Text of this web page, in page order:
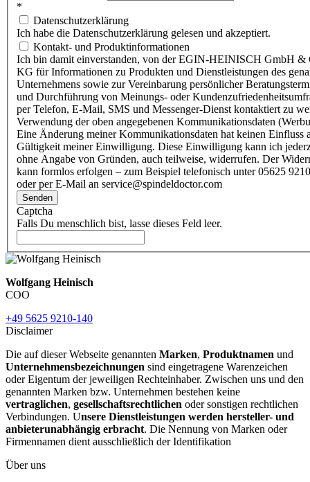
*
Datenschutzerklärung
Ich habe die Datenschutzerklärung gelesen und akzeptiert.
Kontakt- und Produktinformationen
Ich bin damit einverstanden, von der EGIN-HEINISCH GmbH &
KG für Informationen zu Produkten und Dienstleistungen des
Unternehmens sowie zur Vereinbarung persönlicher
und Durchführung von Meinungs- oder
per Telefon, E-Mail, SMS und Messenger-Dienst kontaktiert zu
Verwendung der oben angegebenen Kommunikationsdaten
Eine Änderung meiner Kommunikationsdaten hat keinen Einfluss
Gültigkeit meiner Einwilligung. Diese Einwilligung kann ich
ohne Angabe von Gründen, auch teilweise, widerrufen. Der
kann formlos erfolgen – zum Beispiel telefonisch unter 05625
oder per E-Mail an service@spindeldoctor.com
Senden
Captcha
Falls Du menschlich bist, lasse dieses Feld leer.
Wolfgang Heinisch
COO
+49 5625 9210-140
Disclaimer
Die auf dieser Webseite genannten Marken, Produktnamen und
Unternehmensbezeichnungen sind eingetragene Warenzeichen
oder Eigentum der jeweiligen Rechteinhaber. Zwischen uns und den
genannten Marken bzw. Unternehmen bestehen keine
vertraglichen, gesellschaftsrechtlichen oder sonstigen rechtlichen
Verbindungen. Unsere Dienstleistungen werden hersteller- und
anbieterunabhängig erbracht. Die Nennung von Marken oder
Firmennamen dient ausschließlich der Identifikation
Über uns